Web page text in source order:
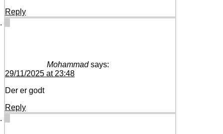
Reply
Mohammad says:
29/11/2025 at 23:48
Der er godt
Reply